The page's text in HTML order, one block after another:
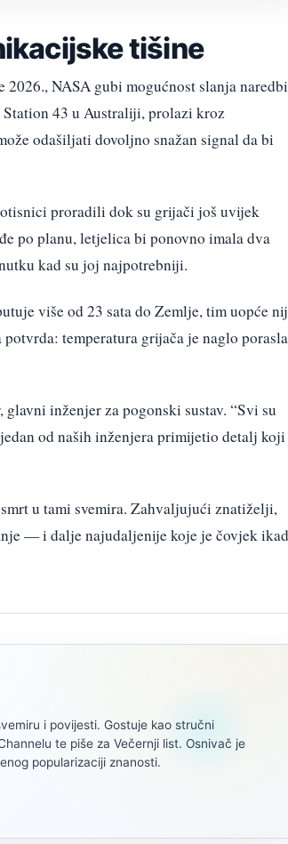
tišine
NASA gubi mogućnost slanja naredbi
Station 43 u Australiji, prolazi kroz
odašiljati dovoljno snažan signal da bi
proradili dok su grijači još uvijek
po planu, letjelica bi ponovno imala dva
kad su joj najpotrebniji.
više od 23 sata do Zemlje, tim uopće
temperatura grijača je naglo
inženjer za pogonski sustav. “Svi su
od naših inženjera primijetio detalj koji
u tami svemira. Zahvaljujući znatiželji,
— i dalje najudaljenije koje je čovjek ikad
i povijesti. Gostuje kao stručni
te piše za Večernji list. Osnivač je
popularizaciji znanosti.